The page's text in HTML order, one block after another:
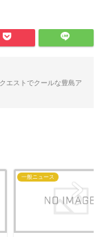
ストでクールな豊島ア
一般ニュース